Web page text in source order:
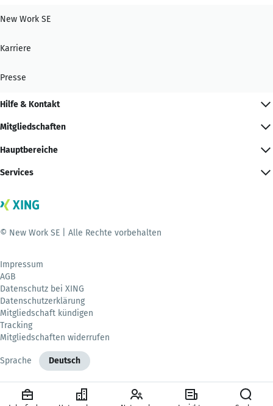
New Work SE
Karriere
Presse
Hilfe & Kontakt
Mitgliedschaften
Hauptbereiche
Services
© New Work SE | Alle Rechte vorbehalten
Impressum
AGB
Datenschutz bei XING
Datenschutzerklärung
Mitgliedschaft kündigen
Tracking
Mitgliedschaften widerrufen
Sprache Deutsch